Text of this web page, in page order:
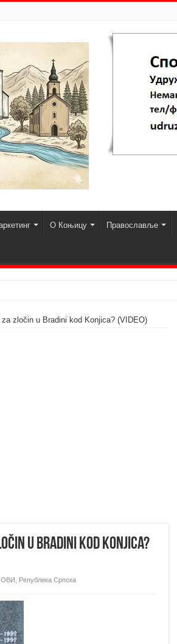
О Коњицу Православље
zločin u Bradini kod Konjica? (VIDEO)
u Bradini kod Konjica?
Република Српска